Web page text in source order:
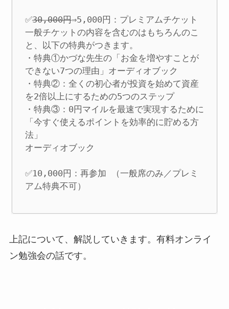
✅30,000円⇒5,000円 ：プレミアムチケット
一般チケットの内容を含むのはもちろんのこ
と、以下の特典がつきます。
・特典①かづな先生の「お金を増やすことが
できない7つの理由」オーディオブック
・特典②：全くの初心者が投資を始めて資産
を2倍以上にするための5つのステップ
・特典③：0円マイルを最速で実現するために
「今すぐ使えるポイントを効率的に貯める方
法」
オーディオブック
✅10,000円：再参加 （一般席のみ／プレミ
アム特典不可）
上記について、解説していきます。有料オンライ
ン勉強会の話です。